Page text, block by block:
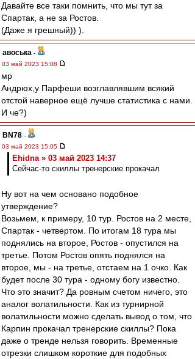
Давайте все таки помнить, что мы тут за
Спартак, а не за Ростов.
(Даже я грешный)) ).
авоська -
03 май 2023 15:08
мр
Андрюх,у Парфеши возглавлявшим всякий
отстой наверное ещё лучше статистика с нами.
И че?)
BN78 -
03 май 2023 15:05
Ehidna » 03 май 2023 14:37
Сейчас-то скиллы тренерские прокачал
Ну вот на чем основано подобное
утверждение?
Возьмем, к примеру, 10 тур. Ростов на 2 месте,
Спартак - четвертом. По итогам 18 тура мы
поднялись на второе, Ростов - опустился на
третье. Потом Ростов опять поднялся на
второе, мы - на третье, отстаем на 1 очко. Как
будет после 30 тура - одному богу известно.
Что это значит? Да ровным счетом ничего, это
аналог волатильности. Как из турнирной
волатильности можно сделать вывод о том, что
Карпин прокачал тренерские скиллы? Пока
даже о тренде нельзя говорить. Временные
отрезки слишком короткие для подобных